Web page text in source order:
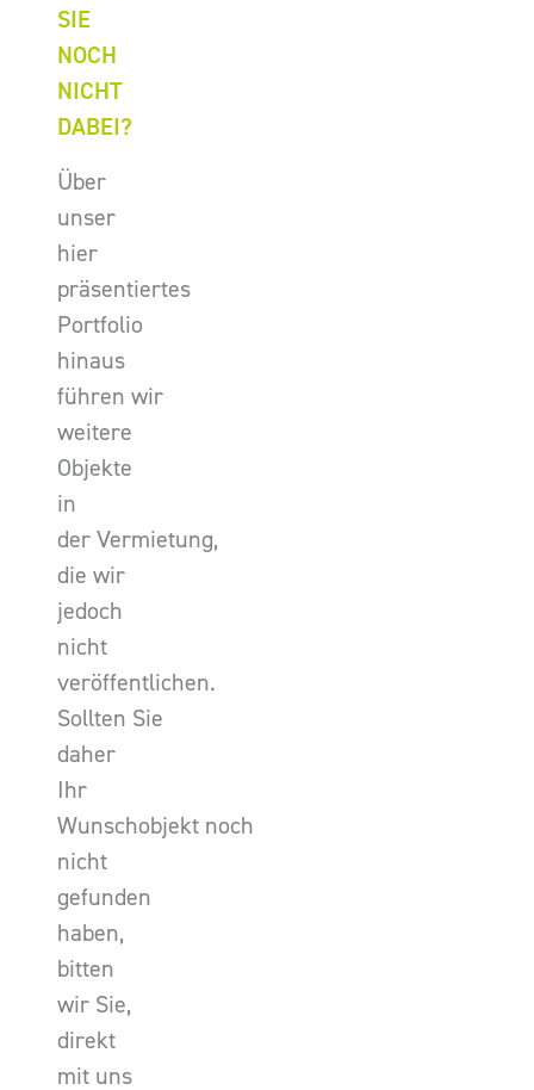
SIE
NOCH
NICHT
DABEI?
Über
unser
hier
präsentiertes
Portfolio
hinaus
führen wir
weitere
Objekte
in
der Vermietung,
die wir
jedoch
nicht
veröffentlichen.
Sollten Sie
daher
Ihr
Wunschobjekt noch
nicht
gefunden
haben,
bitten
wir Sie,
direkt
mit uns